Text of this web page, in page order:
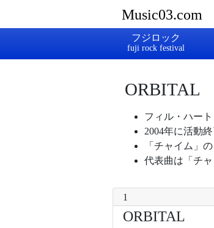
Music03.com
フジロック
ORBITAL
フィル・ハー
2004年に活動
「チャイム」
代表曲は「チ
1
ORBITAL